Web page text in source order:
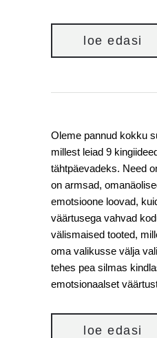
loe edasi
Oleme pannud kokku
millest leiad 9
tähtpäevadeks. Need
on armsad,
emotsioone loovad,
väärtusega vahvad
välismaised tooted,
oma valikusse välja
tehes pea silmas
emotsionaalset
loe edasi